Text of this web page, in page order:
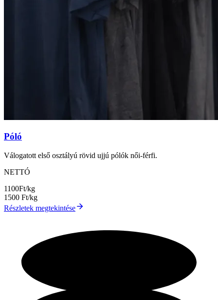
Póló
Válogatott első osztályú rövid ujjú pólók női-férfi.
NETTÓ
1100Ft/kg
1500 Ft/kg
Részletek megtekintése